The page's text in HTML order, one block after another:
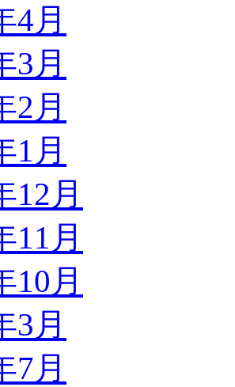
4月
3月
2月
1月
12月
11月
10月
3月
7月